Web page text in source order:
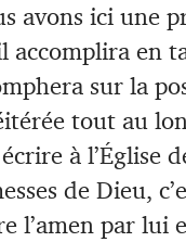
avons ici une
accomplira en
sur la
tout au
à l’Église
de Dieu,
l’amen par lui